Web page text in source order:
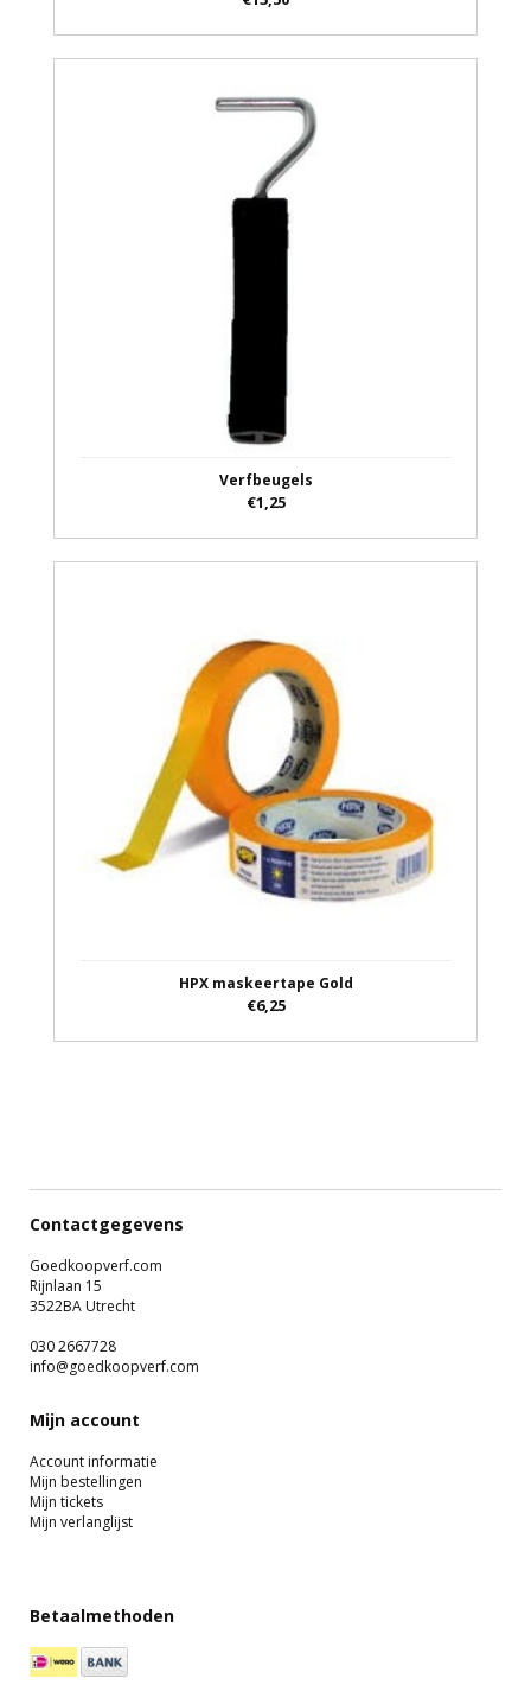
Verfbeugels
€1,25
HPX maskeertape Gold
€6,25
Contactgegevens
Goedkoopverf.com
Rijnlaan 15
3522BA Utrecht
030 2667728
info@goedkoopverf.com
Mijn account
Account informatie
Mijn bestellingen
Mijn tickets
Mijn verlanglijst
Betaalmethoden